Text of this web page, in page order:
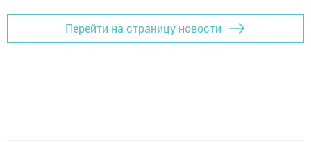
Перейти на страницу новости